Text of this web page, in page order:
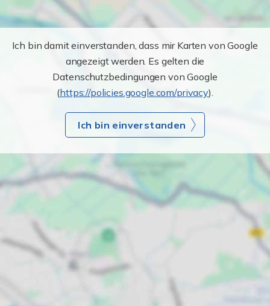
Ich bin damit einverstanden, dass mir Karten von Google
angezeigt werden. Es gelten die
Datenschutzbedingungen von Google
(https://policies.google.com/privacy).
Ich bin einverstanden